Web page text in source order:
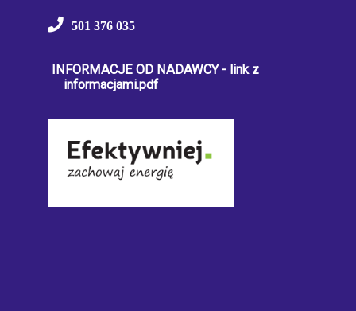
501 376 035
INFORMACJE OD NADAWCY - link z
informacjami.pdf